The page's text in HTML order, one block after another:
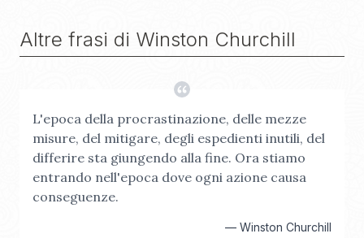
Altre frasi di Winston Churchill
L'epoca della procrastinazione, delle mezze
misure, del mitigare, degli espedienti inutili, del
differire sta giungendo alla fine. Ora stiamo
entrando nell'epoca dove ogni azione causa
conseguenze.
— Winston Churchill